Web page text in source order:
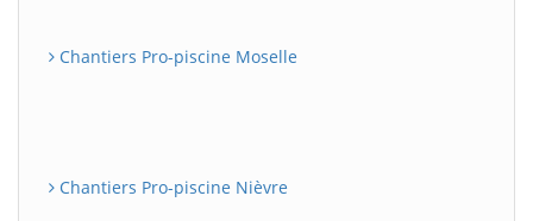
Chantiers Pro-piscine Moselle
Chantiers Pro-piscine Nièvre